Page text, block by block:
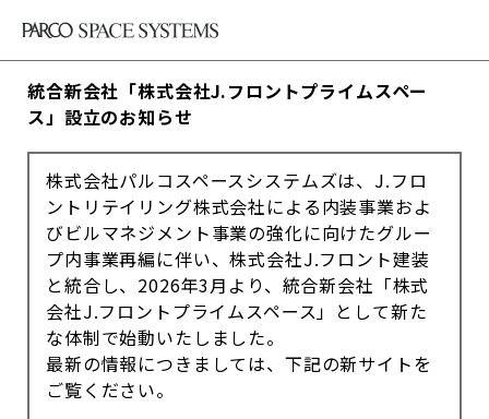
統合新会社「株式会社J.フロントプライムスペー
ス」設立のお知らせ
株式会社パルコスペースシステムズは、J.フロ
ントリテイリング株式会社による内装事業およ
びビルマネジメント事業の強化に向けたグルー
プ内事業再編に伴い、株式会社J.フロント建装
と統合し、2026年3月より、統合新会社「株式
会社J.フロントプライムスペース」として新た
な体制で始動いたしました。
最新の情報につきましては、下記の新サイトを
ご覧ください。